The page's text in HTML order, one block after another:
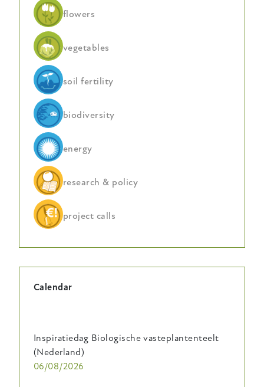
flowers
vegetables
soil fertility
biodiversity
energy
research & policy
project calls
Calendar
Inspiratiedag Biologische vasteplantenteelt
(Nederland)
06/08/2026